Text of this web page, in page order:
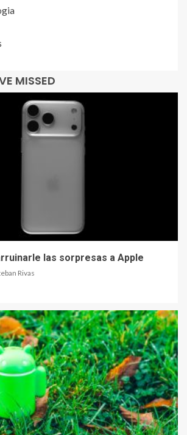
MISSED
las sorpresas a Apple
Rivas